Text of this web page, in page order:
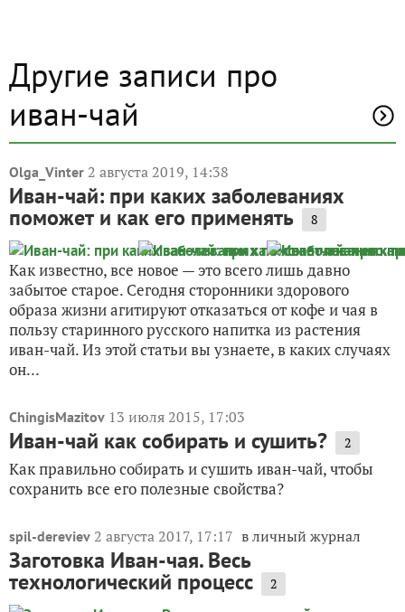
Другие записи про
иван-чай
Olga_Vinter 2 августа 2019, 14:38
Иван-чай: при каких заболеваниях
поможет и как его применять 8
Как известно, все новое — это всего лишь давно
забытое старое. Сегодня сторонники здорового
образа жизни агитируют отказаться от кофе и чая в
пользу старинного русского напитка из растения
иван-чай. Из этой статьи вы узнаете, в каких случаях
он...
ChingisMazitov 13 июля 2015, 17:03
Иван-чай как собирать и сушить? 2
Как правильно собирать и сушить иван-чай, чтобы
сохранить все его полезные свойства?
spil-dereviev 2 августа 2017, 17:17 в личный журнал
Заготовка Иван-чая. Весь
технологический процесс 2